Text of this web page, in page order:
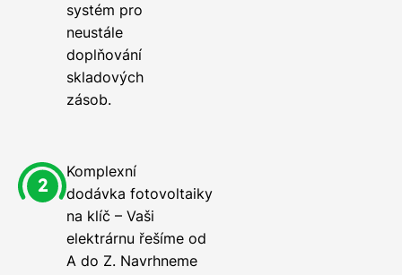
systém pro
neustále
doplňování
skladových
zásob.
Komplexní
dodávka fotovoltaiky
na klíč – Vaši
elektrárnu řešíme od
A do Z. Navrhneme